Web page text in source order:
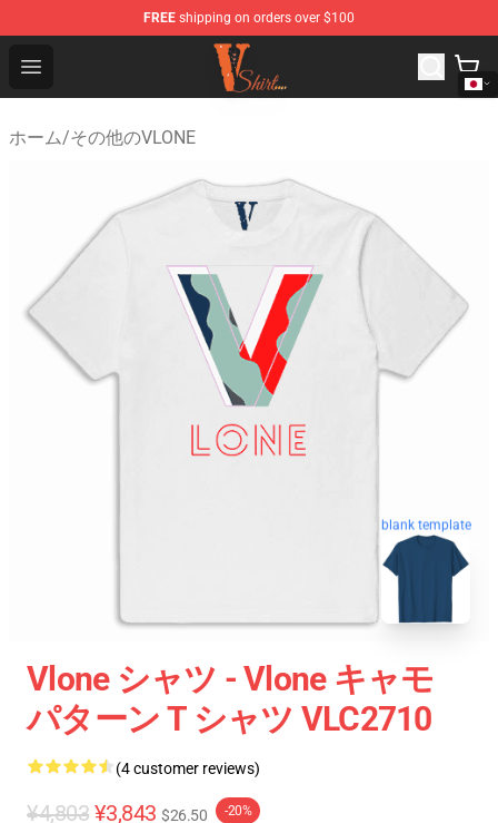
FREE shipping on orders over $100
Open menu
Vlone Shirt Store - Official Vlone Shirt Shop
ホーム/その他のVLONE
blank template
Vlone シャツ - Vlone キャモ
パターン T シャツ VLC2710
(4 customer reviews)
¥4,803 ¥3,843 $26.50 -20%